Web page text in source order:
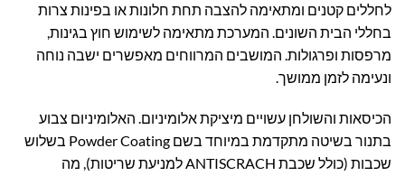
לחללים קטנים ומתאימה להצבה תחת חלונות או בפינות צרות
בחללי הבית השונים. המערכת מתאימה לשימוש חוץ בגינות,
מרפסות ופרגולות. המושבים המרווחים מאפשרים ישבה נוחה
ונעימה לזמן ממושך.
הכיסאות והשולחן עשויים מיציקת אלומיניום. האלומיניום צבוע
בתנור בשיטה מתקדמת במיוחד בשם Powder Coating בשלוש
שכבות (כולל שכבת ANTISCRACH למניעת שריטות), מה